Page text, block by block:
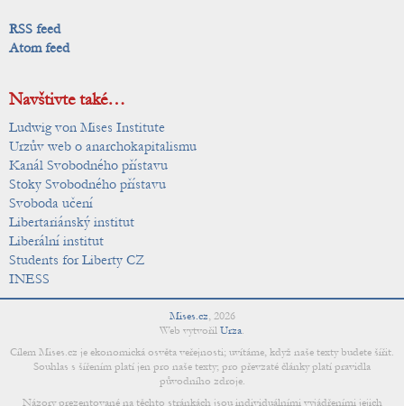
RSS feed
Atom feed
Navštivte také…
Ludwig von Mises Institute
Urzův web o anarchokapitalismu
Kanál Svobodného přístavu
Stoky Svobodného přístavu
Svoboda učení
Libertariánský institut
Liberální institut
Students for Liberty CZ
INESS
Mises.cz, 2026
Web vytvořil Urza.
Cílem Mises.cz je ekonomická osvěta veřejnosti; uvítáme, když naše texty budete šířit.
Souhlas s šířením platí jen pro naše texty; pro převzaté články platí pravidla
původního zdroje.
Názory prezentované na těchto stránkách jsou individuálními vyjádřeními jejich